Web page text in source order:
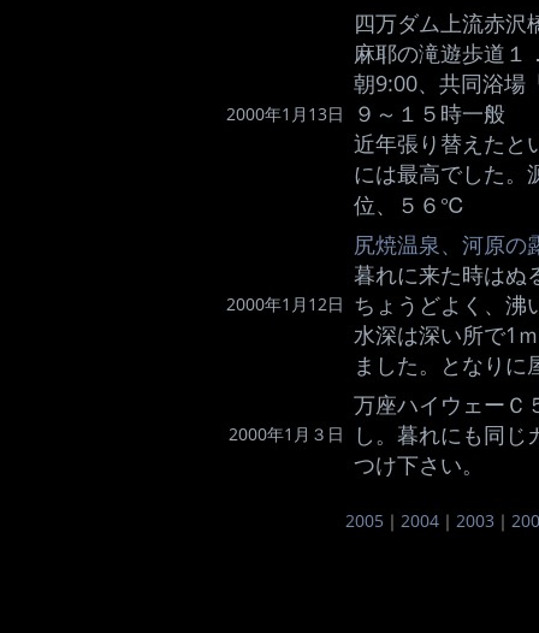
2000年1月13日
四万ダム上流赤沢
麻耶の滝遊歩道１
朝9:00、共同浴場
９～１５時一般
近年張り替えたと
には最高でした。
位、５６℃
2000年1月12日
尻焼温泉、河原の
暮れに来た時はぬ
ちょうどよく、沸
水深は深い所で1
ました。となりに
2000年1月３日
万座ハイウェーＣ
し。暮れにも同
つけ下さい。
2005 ｜ 2004｜ 2003 ｜